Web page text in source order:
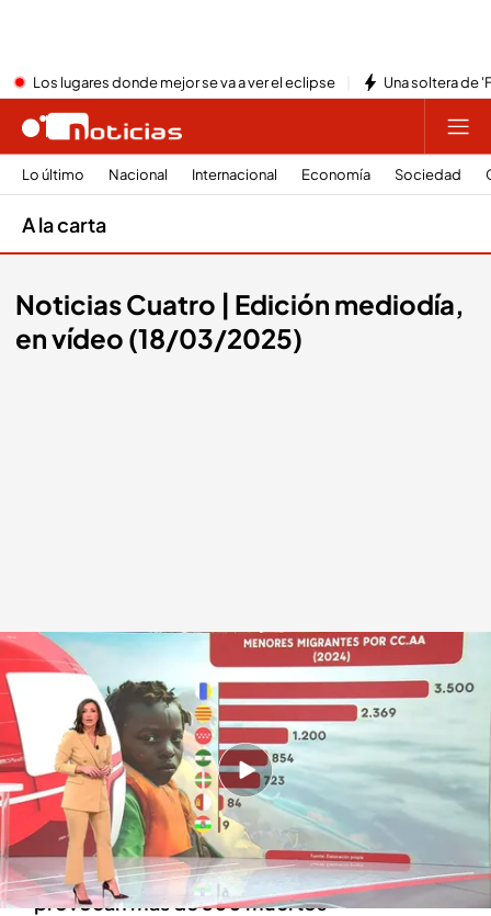
Los lugares donde mejor se va a ver el eclipse Una soltera de
Lo último Nacional Internacional Economía Sociedad
A la carta
Noticias Cuatro | Edición mediodía,
en vídeo (18/03/2025)
Las noticias, de la mano de Lidia Camón
Redacción digital Noticias Cuatro
18 MAR 2025 - 15:19h.
La borrasca Laurence se ceba con Andalucía y
deja tres personas desaparecidas
Israel rompe la tregua con Hamás y sus ataques
provocan más de 300 muertos